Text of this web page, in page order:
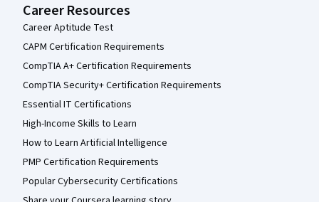
Career Resources
Career Aptitude Test
CAPM Certification Requirements
CompTIA A+ Certification Requirements
CompTIA Security+ Certification Requirements
Essential IT Certifications
High-Income Skills to Learn
How to Learn Artificial Intelligence
PMP Certification Requirements
Popular Cybersecurity Certifications